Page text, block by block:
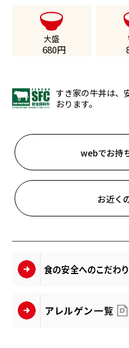
大盛
680円
すき家の牛丼は、
おります。
webでお持
お近く